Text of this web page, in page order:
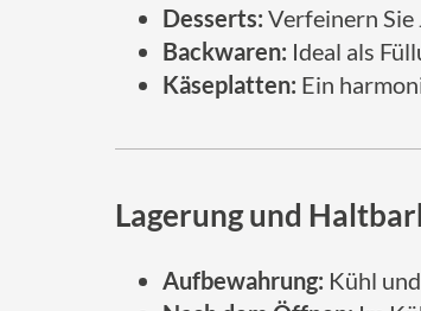
Desserts: Verfeinern
Backwaren: Ideal als
Käseplatten: Ein
Lagerung und
Aufbewahrung: Kühl